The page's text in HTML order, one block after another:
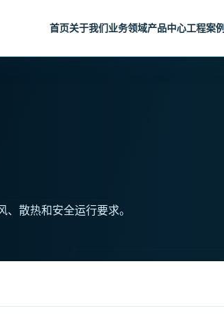
首页关于我们业务领域产品中心工程案例
散热和安全运行要求。